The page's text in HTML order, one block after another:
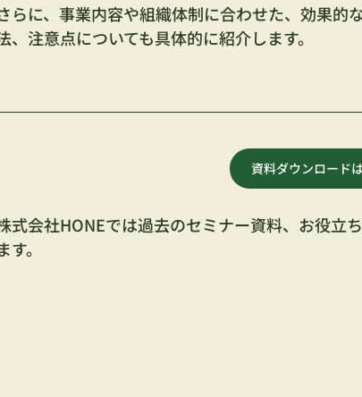
らに、事業内容や組織体制に合わせた、効果的
、注意点についても具体的に紹介します。
資料ダウンロード
式会社HONEでは過去のセミナー資料、お役立
す。